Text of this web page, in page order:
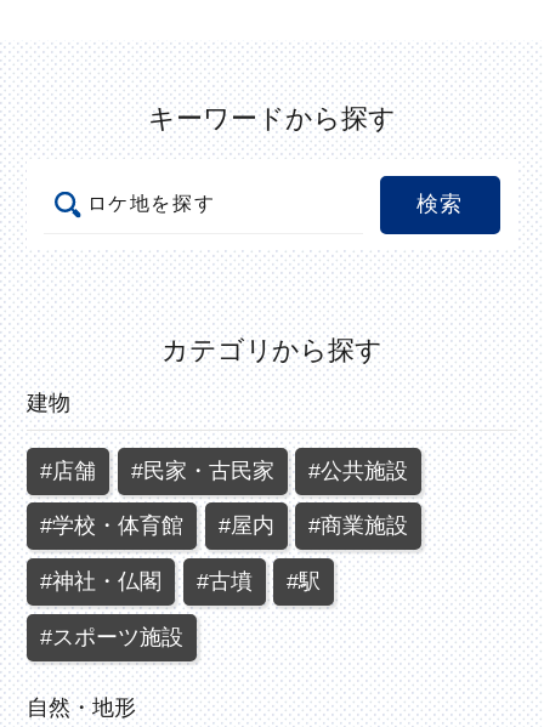
キーワードから探す
カテゴリから探す
建物
#店舗 #民家・古民家 #公共施設
#学校・体育館 #屋内 #商業施設
#神社・仏閣 #古墳 #駅
#スポーツ施設
自然・地形